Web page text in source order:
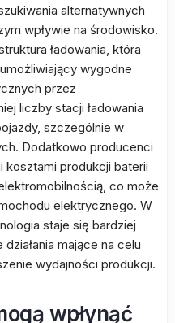
alternatywnych
wpływie na środowisko.
ładowania, która
wygodne
przez
liczby stacji ładowania
szczególnie w
Dodatkowo producenci
kosztami produkcji baterii
co może
elektrycznego. W
staje się bardziej
mające na celu
wydajności produkcji.
wpłynąć